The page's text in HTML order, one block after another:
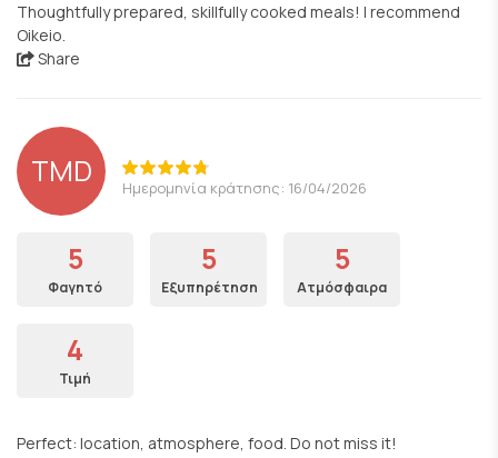
Thoughtfully prepared, skillfully cooked meals! I recommend
Oikeio.
Share
TMD Ημερομηνία κράτησης: 16/04/2026
5
Φαγητό
5
Εξυπηρέτηση
5
Ατμόσφαιρα
4
Τιμή
Perfect: location, atmosphere, food. Do not miss it!